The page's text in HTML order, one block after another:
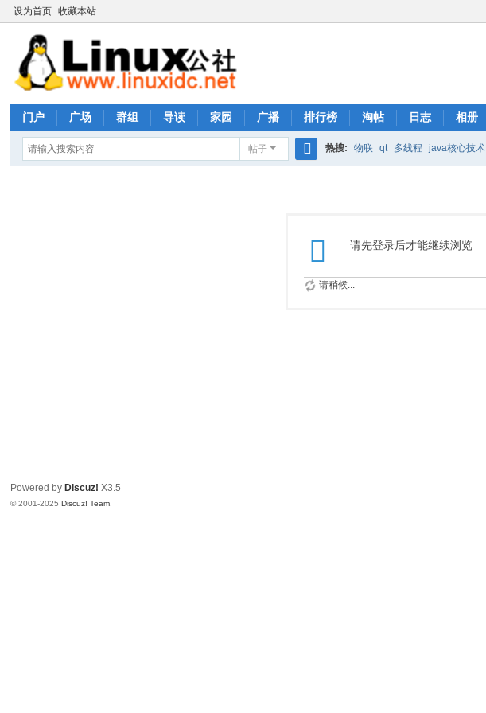
设为首页 收藏本站
门户 广场 群组 导读 家园 广播 排行榜 淘帖 日志 相册
帖子 热搜: 物联 qt 多线程 java核心技术
请先登录后才能继续浏览
请稍候...
Powered by Discuz! X3.5
© 2001-2025Discuz! Team